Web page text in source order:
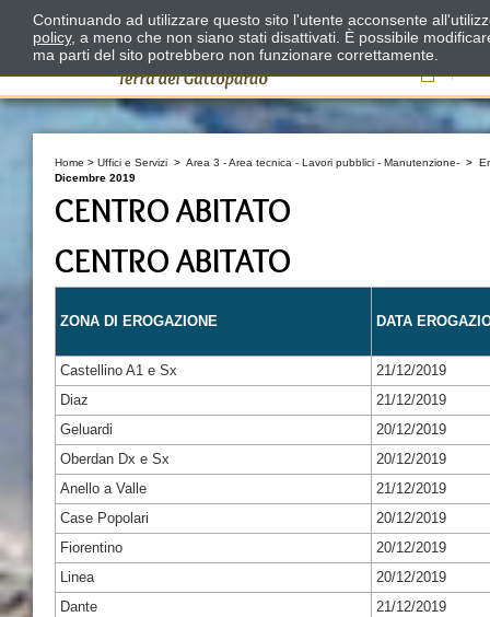
Il
Home > Uffici e Servizi > Area 3 - Area tecnica - Lavori pubblici - Manutenzione- >
Dicembre 2019
CENTRO ABITATO
CENTRO ABITATO
ZONA DI EROGAZIONE DATA
Castellino A1 e Sx
21/12/2019
Diaz
21/12/2019
Geluardi
20/12/2019
Oberdan Dx e Sx
20/12/2019
Anello a Valle
21/12/2019
Case Popolari
20/12/2019
Fiorentino
20/12/2019
Linea
20/12/2019
Dante
21/12/2019
Continuando ad utilizzare questo sito l'utente acconsente
policy, a meno che non siano stati disattivati. È possibile
ma parti del sito potrebbero non funzionare correttamente.